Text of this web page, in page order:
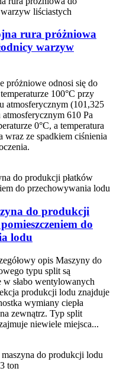
rura próżniowa
warzyw
próżniowe odnosi się do
100°C przy
atmosferycznym (101,325
610 Pa
0°C, a temperatura
wraz ze spadkiem ciśnienia
do produkcji
do
lodu
opis Maszyny do
typu split są
słabo wentylowanych
produkcji lodu znajduje
wymiany ciepła
zewnątrz. Typ split
niewiele miejsca...